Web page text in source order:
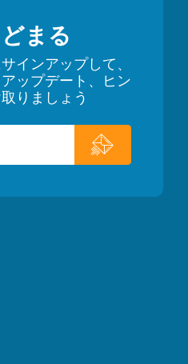
まる
インアップして、
ップデート、ヒン
りましょう